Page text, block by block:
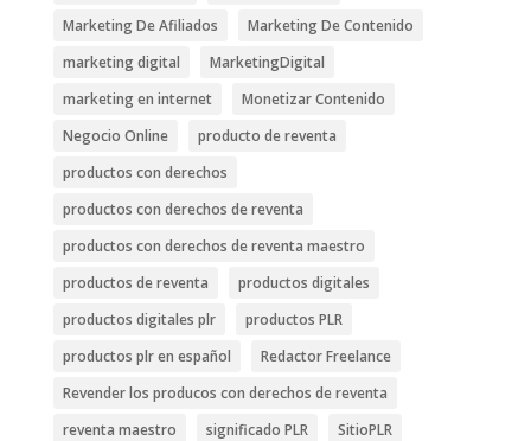
Marketing De Afiliados
Marketing De Contenido
marketing digital
MarketingDigital
marketing en internet
Monetizar Contenido
Negocio Online
producto de reventa
productos con derechos
productos con derechos de reventa
productos con derechos de reventa maestro
productos de reventa
productos digitales
productos digitales plr
productos PLR
productos plr en español
Redactor Freelance
Revender los producos con derechos de reventa
reventa maestro
significado PLR
SitioPLR